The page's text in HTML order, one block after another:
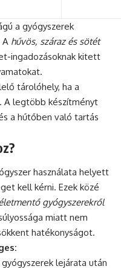
a gyógyszerek
A hűvös, száraz és sötét
ingadozásoknak kitett
tárolóhely, ha a
A legtöbb készítményt
a hűtőben való tartás
használata helyett
kell kérni. Ezek közé
gyógyszerekről
miatt nem
hatékonyságot.
lejárata után